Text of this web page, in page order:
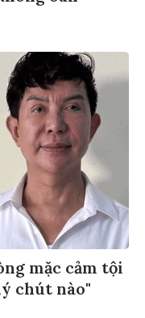
mặc cảm tội
chút nào"